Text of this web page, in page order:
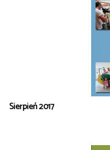
Sierpień 2017